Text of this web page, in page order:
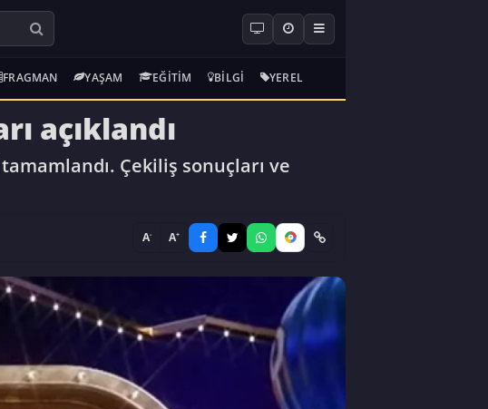
FRAGMAN YAŞAM EĞITIM BILGI YEREL
açıklandı
Çekiliş sonuçları ve
A- A+